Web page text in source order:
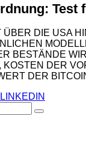
Test
DIE USA
BESTÄNDE
DER
DER
LINKEDIN